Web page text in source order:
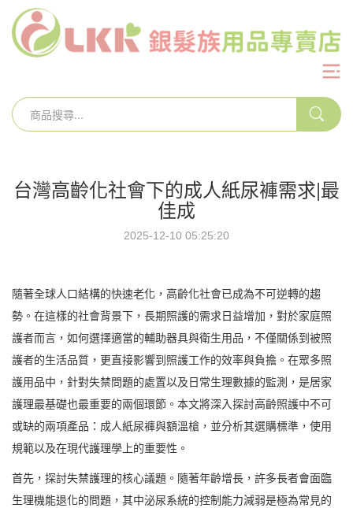
台灣高齡化社會下的成人紙尿褲需求|最
佳成
2025-12-10 05:25:20
隨著全球人口結構的快速老化，高齡化社會已成為不可逆轉的趨
勢。在這樣的社會背景下，長期照護的需求日益增加，對於家庭照
護者而言，如何選擇適當的輔助器具與衛生用品，不僅關係到被照
護者的生活品質，更直接影響到照護工作的效率與負擔。在眾多照
護用品中，針對失禁問題的處置以及日常生理數據的監測，是居家
護理最基礎也最重要的兩個環節。本文將深入探討高齡照護中不可
或缺的兩項產品：成人紙尿褲與額溫槍，並分析其選購標準，使用
規範以及在現代護理學上的重要性。
首先，探討失禁護理的核心議題。隨著年齡增長，許多長者會面臨
生理機能退化的問題，其中泌尿系統的控制能力減弱是極為常見的